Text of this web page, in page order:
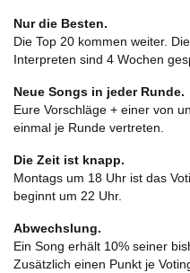
Nur die Besten.
Die Top 20 kommen weiter.
Interpreten sind 4 Wochen
Neue Songs in jeder Runde.
Eure Vorschläge + einer von
einmal je Runde vertreten.
Die Zeit ist knapp.
Montags um 18 Uhr ist das
beginnt um 22 Uhr.
Abwechslung.
Ein Song erhält 10% seiner
Zusätzlich einen Punkt je